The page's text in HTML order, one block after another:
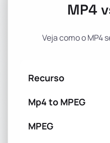
MP4
Veja como o MP4
Recurso
Mp4 to MPEG
MPEG